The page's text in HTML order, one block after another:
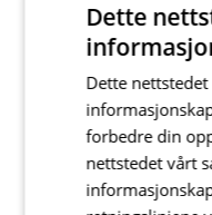
Dette
Dette
forbedre din
nettstedet vårt